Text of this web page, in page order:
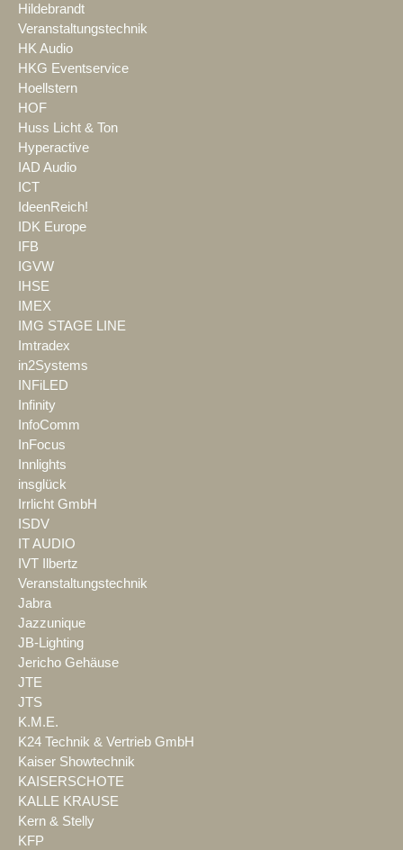
Hildebrandt
Veranstaltungstechnik
HK Audio
HKG Eventservice
Hoellstern
HOF
Huss Licht & Ton
Hyperactive
IAD Audio
ICT
IdeenReich!
IDK Europe
IFB
IGVW
IHSE
IMEX
IMG STAGE LINE
Imtradex
in2Systems
INFiLED
Infinity
InfoComm
InFocus
Innlights
insglück
Irrlicht GmbH
ISDV
IT AUDIO
IVT Ilbertz
Veranstaltungstechnik
Jabra
Jazzunique
JB-Lighting
Jericho Gehäuse
JTE
JTS
K.M.E.
K24 Technik & Vertrieb GmbH
Kaiser Showtechnik
KAISERSCHOTE
KALLE KRAUSE
Kern & Stelly
KFP